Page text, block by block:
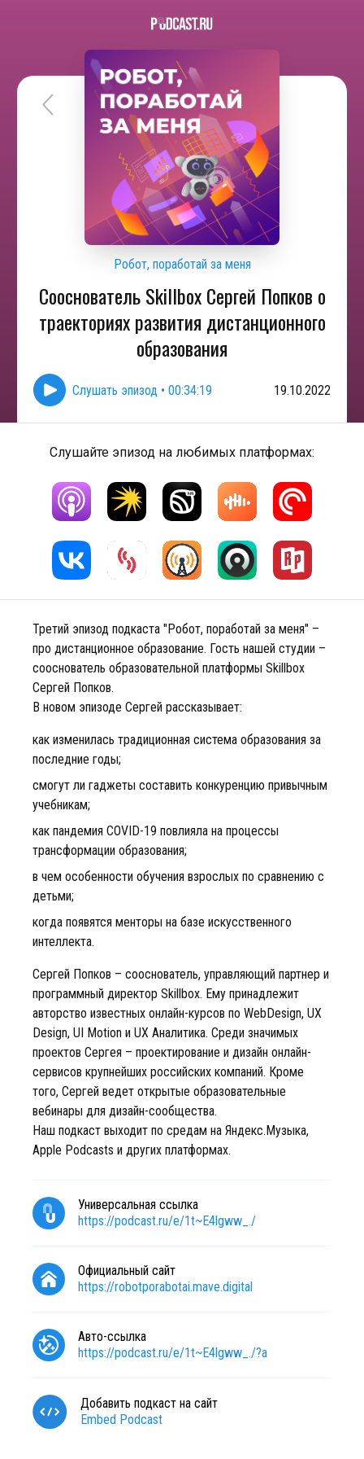
Робот, поработай за меня
Сооснователь Skillbox Сергей Попков о
траекториях развития дистанционного
образования
Слушать эпизод • 00:34:19 19.10.2022
Слушайте эпизод на любимых платформах:
Третий эпизод подкаста "Робот, поработай за меня" –
про дистанционное образование. Гость нашей студии –
сооснователь образовательной платформы Skillbox
Сергей Попков.
В новом эпизоде Сергей рассказывает:
как изменилась традиционная система образования за
последние годы;
смогут ли гаджеты составить конкуренцию привычным
учебникам;
как пандемия COVID-19 повлияла на процессы
трансформации образования;
в чем особенности обучения взрослых по сравнению с
детьми;
когда появятся менторы на базе искусственного
интеллекта.
Сергей Попков – сооснователь, управляющий партнер и
программный директор Skillbox. Ему принадлежит
авторство известных онлайн-курсов по WebDesign, UX
Design, UI Motion и UX Аналитика. Среди значимых
проектов Сергея – проектирование и дизайн онлайн-
сервисов крупнейших российских компаний. Кроме
того, Сергей ведет открытые образовательные
вебинары для дизайн-сообщества.
Наш подкаст выходит по средам на Яндекс.Музыка,
Apple Podcasts и других платформах.
Универсальная ссылка
https://podcast.ru/e/1t~E4lgww_./
Официальный сайт
https://robotporabotai.mave.digital
Авто-ссылка
https://podcast.ru/e/1t~E4lgww_./?a
Добавить подкаст на сайт
Embed Podcast